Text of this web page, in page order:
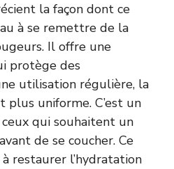
la façon dont ce
à se remettre de la
Il offre une
protège des
utilisation régulière, la
plus uniforme. C’est un
qui souhaitent un
de se coucher. Ce
restaurer l’hydratation